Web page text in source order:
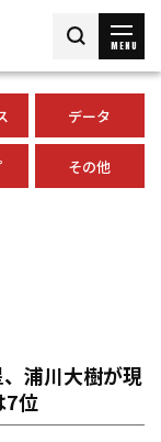
MENU
データ
その他
浦川大樹が現
7位